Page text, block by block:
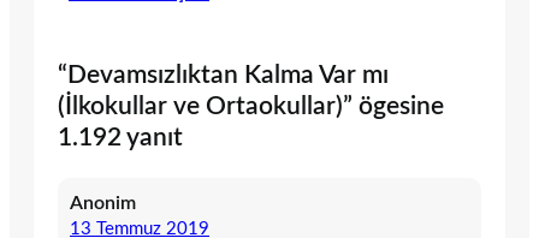
“Devamsızlıktan Kalma Var mı
(İlkokullar ve Ortaokullar)” ögesine
1.192 yanıt
Anonim
13 Temmuz 2019